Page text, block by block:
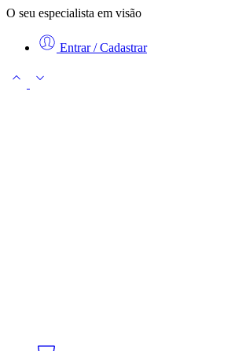
O seu especialista em visão
Entrar / Cadastrar